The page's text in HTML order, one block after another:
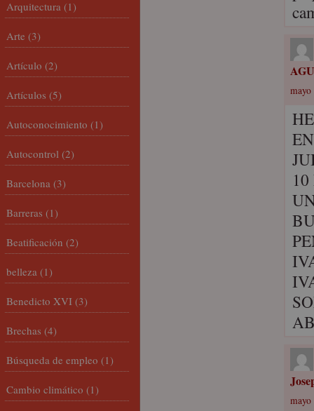
mayo
mayo
Arquitectura (1)
Arte (3)
Artículo (2)
Artículos (5)
Autoconocimiento (1)
Autocontrol (2)
Barcelona (3)
Barreras (1)
Beatificación (2)
belleza (1)
Benedicto XVI (3)
Brechas (4)
Búsqueda de empleo (1)
Cambio climático (1)